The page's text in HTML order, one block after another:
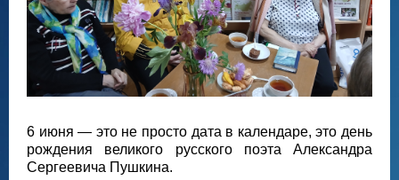
6 июня — это не просто дата в календаре, это день
рождения великого русского поэта Александра
Сергеевича Пушкина.